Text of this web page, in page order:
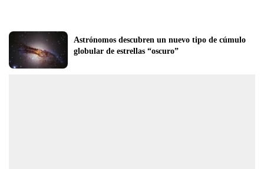
Astrónomos descubren un nuevo tipo de cúmulo
globular de estrellas “oscuro”